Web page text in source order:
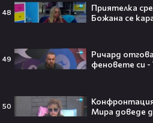
48
Приятелка
Божана се
49
Ричард
феновете си -
50
Мира доведе
Theo в The
Съдията
Paramount и